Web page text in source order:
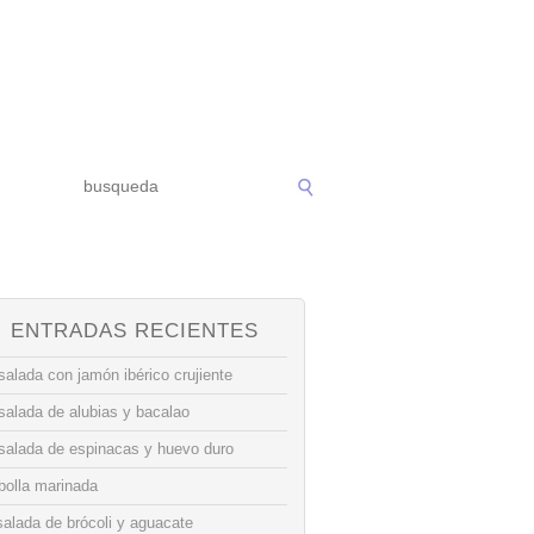
ENTRADAS RECIENTES
con jamón ibérico crujiente
de alubias y bacalao
de espinacas y huevo duro
marinada
de brócoli y aguacate